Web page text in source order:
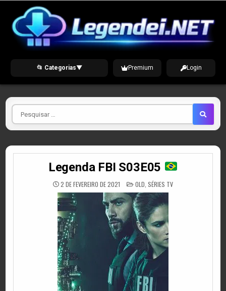
content
📂 Categorias▼ Premium Login
Pesquisar
por
Legenda FBI S03E05
2 DE FEVEREIRO DE 2021 POSTED
IN
OLD SÉRIES TV